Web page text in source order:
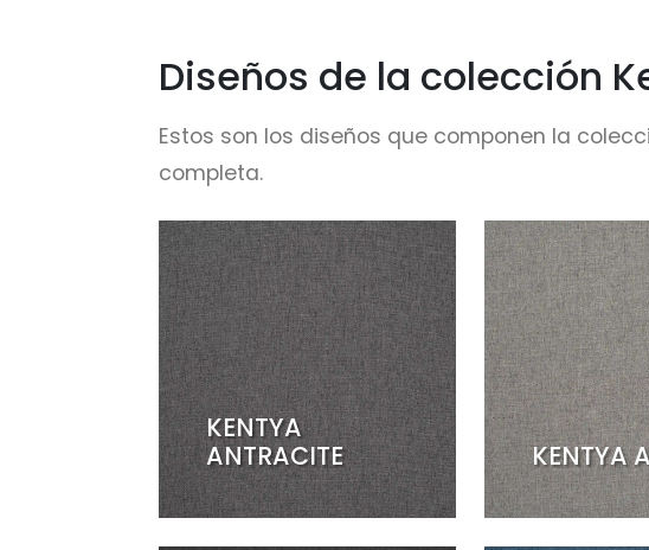
Diseños de la colección
Estos son los diseños que componen la
completa.
KENTYA
ANTRACITE
KENTYA